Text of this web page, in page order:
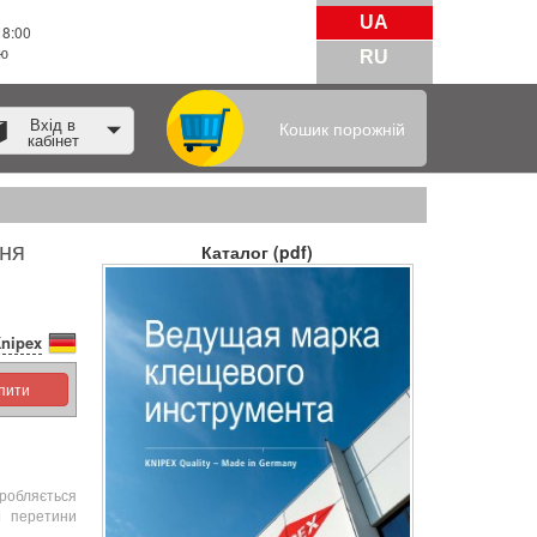
UA
RU
Вхід в
кабінет Кошик порожній
перетини
Каталог (pdf)